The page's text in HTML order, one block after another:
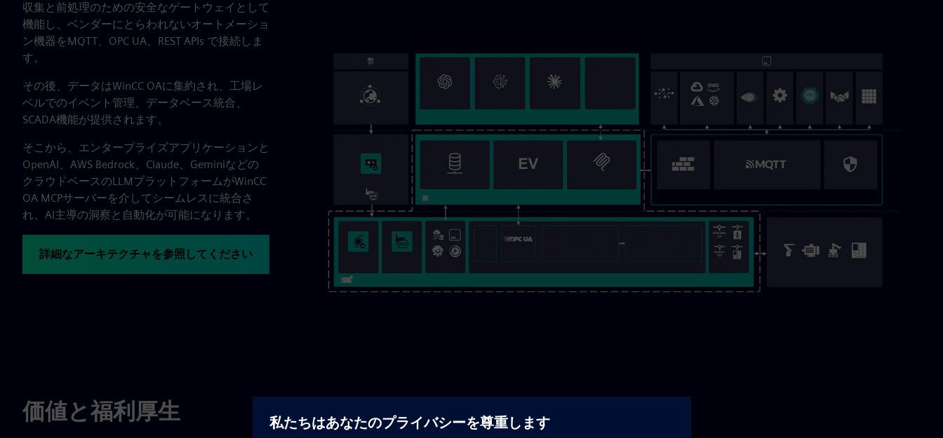
収集と前処理のための安全なゲートウェイとして
機能し、ベンダーにとらわれないオートメーショ
ン機器をMQTT、OPC UA、REST APIs で接続しま
す。
その後、データはWinCC OAに集約され、工場レ
ベルでのイベント管理、データベース統合、
SCADA機能が提供されます。
そこから、エンタープライズアプリケーションと
OpenAI、AWS Bedrock、Claude、Geminiなどの
クラウドベースのLLMプラットフォームがWinCC
OA MCPサーバーを介してシームレスに統合さ
れ、AI主導の洞察と自動化が可能になります。
詳細なアーキテクチャを参照してください
価値と福利厚生